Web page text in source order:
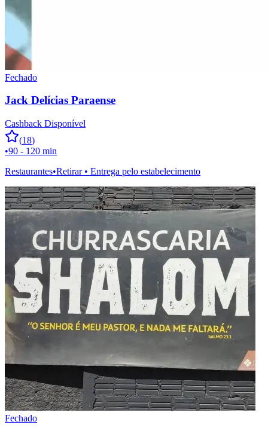
Fechado
Jack Delícias Paraense
Cashback Disponível
(18)
•90 - 120 min
Restaurantes•Retirar • Entrega pelo estabelecimento
Fechado